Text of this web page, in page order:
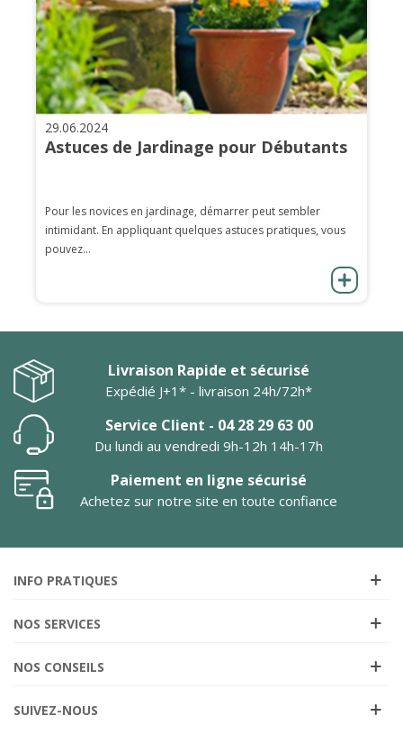
29.06.2024
Astuces de Jardinage pour Débutants
Pour les novices en jardinage, démarrer peut sembler
intimidant. En appliquant quelques astuces pratiques, vous
pouvez...
Livraison Rapide et sécurisé
Expédié J+1* - livraison 24h/72h*
Service Client - 04 28 29 63 00
Du lundi au vendredi 9h-12h 14h-17h
Paiement en ligne sécurisé
Achetez sur notre site en toute confiance
INFO PRATIQUES
NOS SERVICES
NOS CONSEILS
SUIVEZ-NOUS